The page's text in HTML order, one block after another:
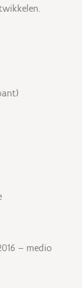
– medio